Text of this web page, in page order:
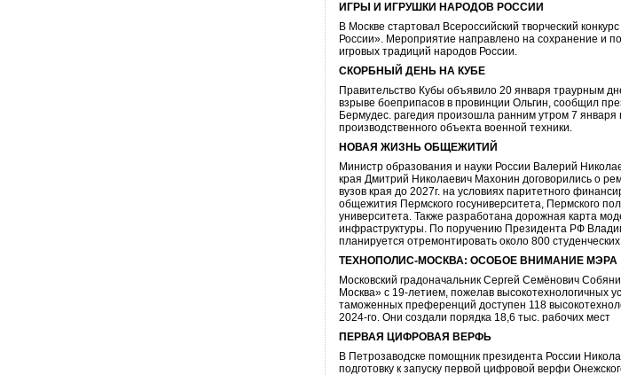
ИГРЫ И ИГРУШКИ НАРОДОВ РОССИИ
В Москве стартовал Всероссийский творческий
России». Мероприятие направлено на сохранение и
игровых традиций народов России.
СКОРБНЫЙ ДЕНЬ НА КУБЕ
Правительство Кубы объявило 20 января траурным
взрыве боеприпасов в провинции Ольгин, сообщил
Бермудес. рагедия произошла ранним утром 7 января
производственного объекта военной техники.
НОВАЯ ЖИЗНЬ ОБЩЕЖИТИЙ
Министр образования и науки России Валерий
края Дмитрий Николаевич Махонин договорились о
вузов края до 2027г. на условиях паритетного
общежития Пермского госуниверситета, Пермского
университета. Также разработана дорожная карта
инфраструктуры. По поручению Президента РФ
планируется отремонтировать около 800
ТЕХНОПОЛИС-МОСКВА: ОСОБОЕ ВНИМАНИЕ МЭРА
Московский градоначальник Сергей Семёнович
Москва» с 19-летием, пожелав высокотехнологичных
таможенных преференций доступен 118
2024-го. Они создали порядка 18,6 тыс. рабочих мест
ПЕРВАЯ ЦИФРОВАЯ ВЕРФЬ
В Петрозаводске помощник президента России
подготовку к запуску первой цифровой верфи